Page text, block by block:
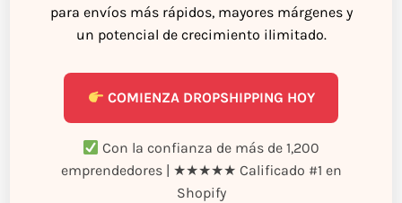
para envíos más rápidos, mayores márgenes y
un potencial de crecimiento ilimitado.
COMIENZA DROPSHIPPING HOY
Con la confianza de más de 1,200
emprendedores | ★★★★★ Calificado #1 en
Shopify